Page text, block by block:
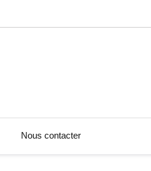
Nous contacter